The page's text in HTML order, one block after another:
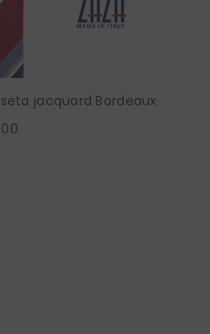
jacquard Bordeaux